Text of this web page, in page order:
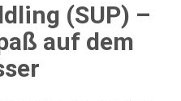
(SUP) –
auf dem